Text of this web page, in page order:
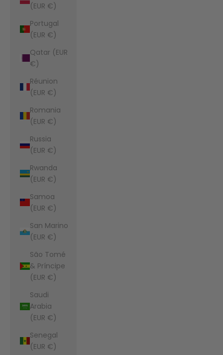
(EUR €)
Portugal
(EUR €)
Qatar (EUR
€)
Réunion
(EUR €)
Romania
(EUR €)
Russia
(EUR €)
Rwanda
(EUR €)
Samoa
(EUR €)
San Marino
(EUR €)
São Tomé
& Príncipe
(EUR €)
Saudi
Arabia
(EUR €)
Senegal
(EUR €)